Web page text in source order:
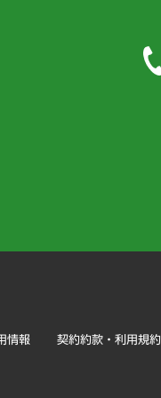
情報 契約約款・利用規約